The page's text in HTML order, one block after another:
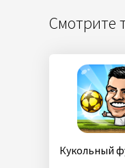
Смотрите